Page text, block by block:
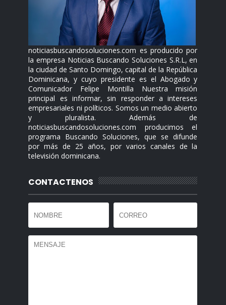
noticiasbuscandosoluciones.com es producido por
la empresa Noticias Buscando Soluciones S.R.L, en
la ciudad de Santo Domingo, capital de la República
Dominicana, y cuyo presidente es el Abogado y
Comunicador Felipe Montilla Nuestra misión
principal es informar, sin responder a intereses
empresariales ni políticos. Somos un medio abierto
y pluralista. Además de
noticiasbuscandosoluciones.com producimos el
programa Buscando Soluciones, que se difunde
por más de 25 años, por varios canales de la
televisión dominicana.
CONTACTENOS